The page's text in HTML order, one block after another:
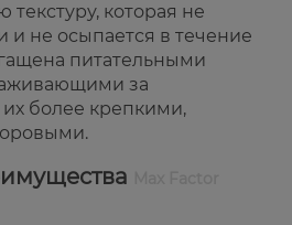
которая не
и не осыпается в течение
питательными
за
более крепкими,